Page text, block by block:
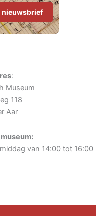
nieuwsbrief
:
Museum
118
Aar
van 14:00 tot 16:00